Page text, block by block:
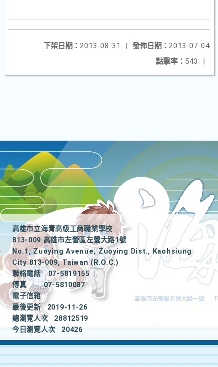
發佈日期： 2013-07-04
下架日期： 2013-08-31
|
點擊率： 543 |
高雄市立海青高級工商職業學校
813-009 高雄市左營區左營大路1號
No.1, Zuoying Avenue, Zuoying Dist., Kaohsiung
City 813-009, Taiwan (R.O.C.)
聯絡電話
07-5819155
|
傳真
07-5810087
電子信箱
最後更新
2019-11-26
總瀏覽人次
28812519
今日瀏覽人次
20426